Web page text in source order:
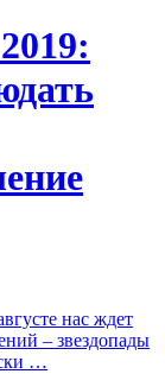
нас ждет
– звездопады
…